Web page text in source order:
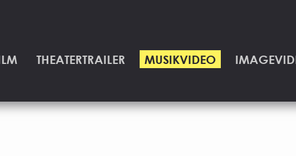
THEATERTRAILER
MUSIKVIDEO